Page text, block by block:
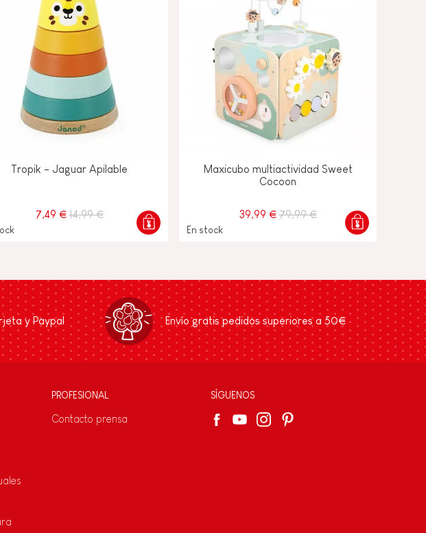
Tropik - Jaguar Apilable
7,49 € 14,99 €
Maxicubo multiactividad Sweet
Cocoon
39,99 € 79,99 €
En stock
y Paypal Envío gratis pedidos superiores a 50€
PROFESIONAL
Contacto prensa
SÍGUENOS